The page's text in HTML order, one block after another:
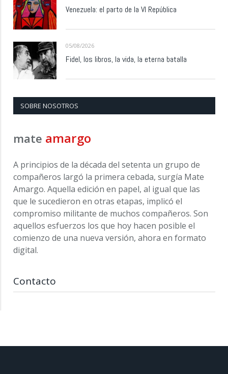
Venezuela: el parto de la VI República
05/08/2026
Fidel, los libros, la vida, la eterna batalla
SOBRE NOSOTROS
mate amargo
A principios de la década del setenta un grupo de
compañeros largó la primera cebada, surgía Mate
Amargo. Aquella edición en papel, al igual que las
que le sucedieron en otras etapas, implicó el
compromiso militante de muchos compañeros. Son
aquellos esfuerzos los que hoy hacen posible el
comienzo de una nueva versión, ahora en formato
digital.
Contacto